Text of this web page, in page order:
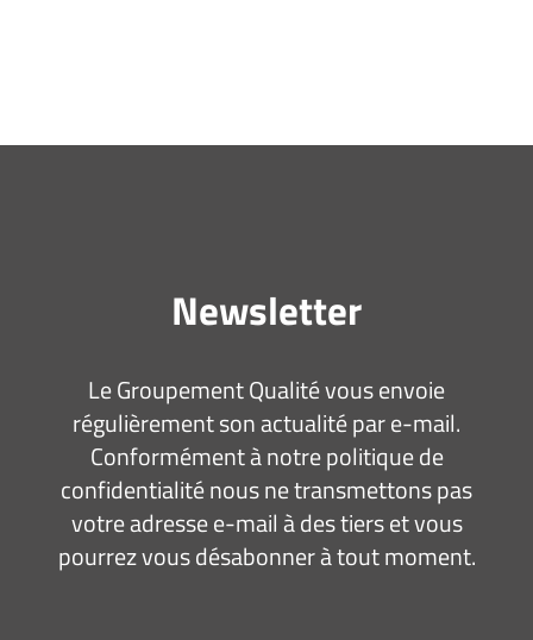
Newsletter
Le Groupement Qualité vous envoie
régulièrement son actualité par e-mail.
Conformément à notre politique de
confidentialité nous ne transmettons pas
votre adresse e-mail à des tiers et vous
pourrez vous désabonner à tout moment.